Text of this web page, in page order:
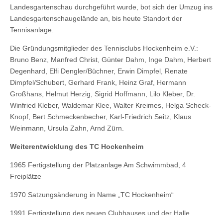
Landesgartenschau durchgeführt wurde, bot sich der Umzug ins
Landesgartenschaugelände an, bis heute Standort der
Tennisanlage.
Die Gründungsmitglieder des Tennisclubs Hockenheim e.V.:
Bruno Benz, Manfred Christ, Günter Dahm, Inge Dahm, Herbert
Degenhard, Elfi Dengler/Büchner, Erwin Dimpfel, Renate
Dimpfel/Schubert, Gerhard Frank, Heinz Graf, Hermann
Großhans, Helmut Herzig, Sigrid Hoffmann, Lilo Kleber, Dr.
Winfried Kleber, Waldemar Klee, Walter Kreimes, Helga Scheck-
Knopf, Bert Schmeckenbecher, Karl-Friedrich Seitz, Klaus
Weinmann, Ursula Zahn, Arnd Zürn.
Weiterentwicklung des TC Hockenheim
1965 Fertigstellung der Platzanlage Am Schwimmbad, 4
Freiplätze
1970 Satzungsänderung in Name „TC Hockenheim“
1991 Fertigstellung des neuen Clubhauses und der Halle